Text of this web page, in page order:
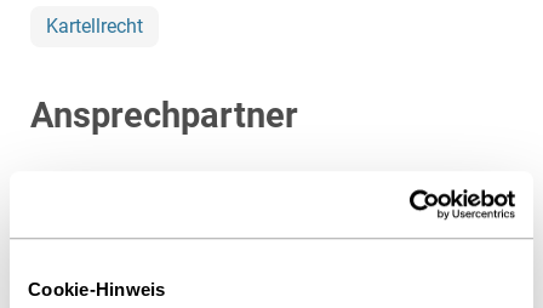
Cookie-Hinweis
Kartellrecht
Ansprechpartner